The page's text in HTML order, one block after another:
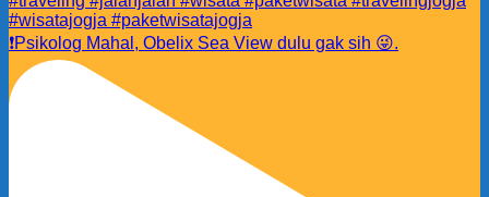
❗️Psikolog Mahal, Obelix Sea View dulu gak sih 😜.